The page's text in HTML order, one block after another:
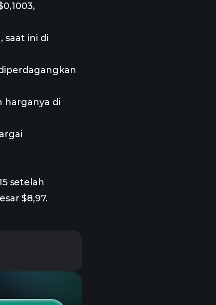
ini di
harganya di
setelah
$8,97.